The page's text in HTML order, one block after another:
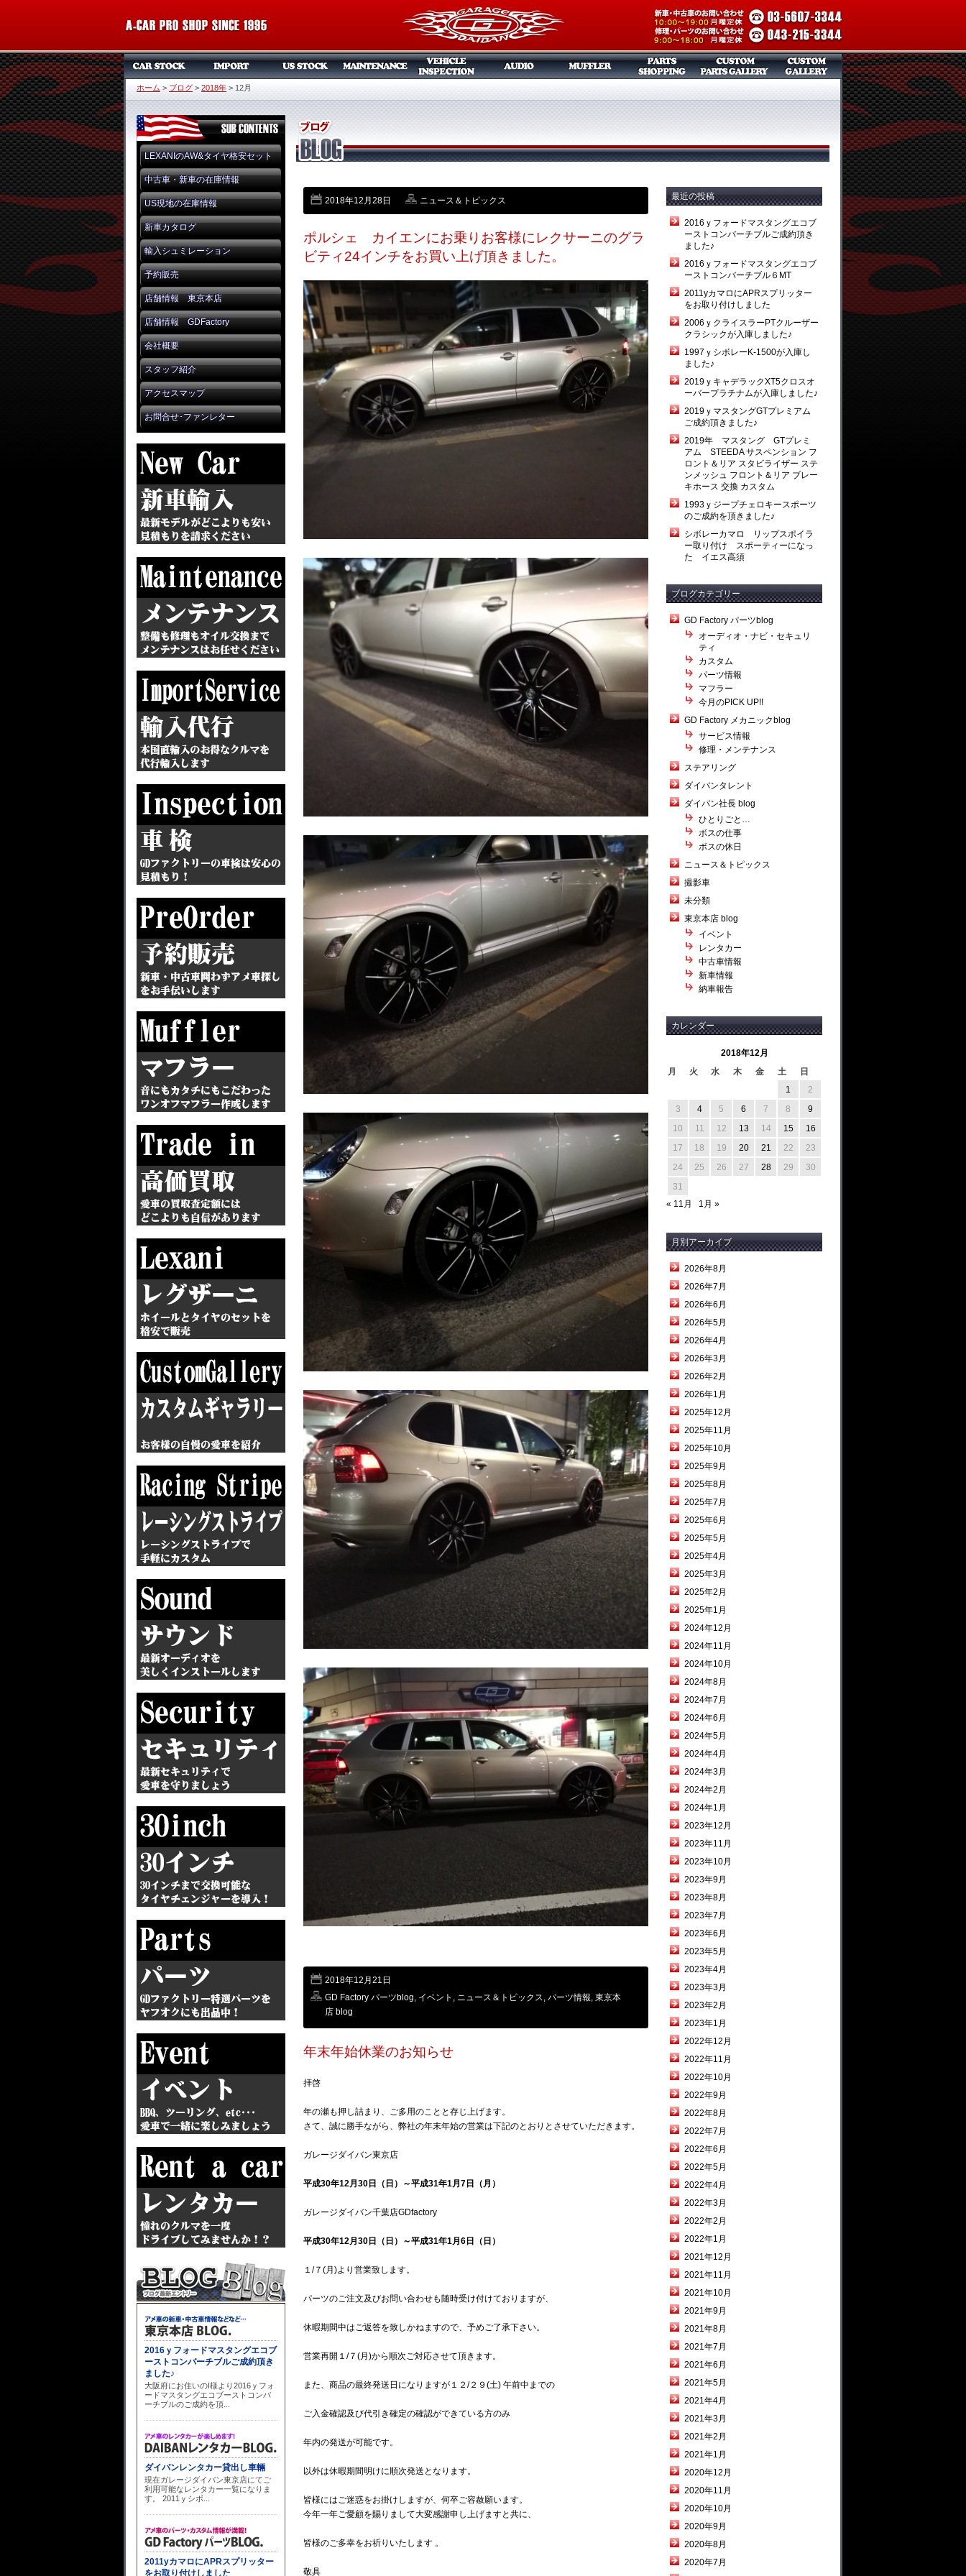
ホーム > ブログ > 2018年 > 12月
LEXANIのAW&タイヤ格安セット
中古車・新車の在庫情報
US現地の在庫情報
新車カタログ
輸入シュミレーション
予約販売
店舗情報 東京本店
店舗情報 GDFactory
会社概要
スタッフ紹介
アクセスマップ
お問合せ･ファンレター
2018年12月28日 ニュース＆トピックス
ポルシェ カイエンにお乗りお客様にレクサーニのグラ
ビティ24インチをお買い上げ頂きました。
2018年12月21日
GD Factory パーツblog, イベント , ニュース＆トピックス, パーツ情報, 東京本
店 blog
年末年始休業のお知らせ
拝啓
年の瀬も押し詰まり、ご多用のことと存じ上げます。
さて、誠に勝手ながら、弊社の年末年始の営業は下記のとおりとさせていただきます。
ガレージダイバン東京店
平成30年12月30日（日）～平成31年1月7日（月）
ガレージダイバン千葉店GDfactory
平成30年12月30日（日）～平成31年1月6日（日）
１/７(月)より営業致します。
パーツのご注文及びお問い合わせも随時受け付けておりますが、
休暇期間中はご返答を致しかねますので、予めご了承下さい。
営業再開１/７(月)から順次ご対応させて頂きます。
また、商品の最終発送日になりますが１２/２９(土) 午前中までの
ご入金確認及び代引き確定の確認ができている方のみ
年内の発送が可能です。
以外は休暇期間明けに順次発送となります。
皆様にはご迷惑をお掛けしますが、何卒ご容赦願います。
今年一年ご愛顧を賜りまして大変感謝申し上げますと共に、
皆様のご多幸をお祈りいたします 。
敬具
最近の投稿
2016ｙフォードマスタングエコブ
ーストコンバーチブルご成約頂き
ました♪
2016ｙフォードマスタングエコブ
ーストコンバーチブル６MT
2011yカマロにAPRスプリッター
をお取り付けしました
2006ｙクライスラーPTクルーザー
クラシックが入庫しました♪
1997ｙシボレーK-1500が入庫し
ました♪
2019ｙキャデラックXT5クロスオ
ーバープラチナムが入庫しました♪
2019ｙマスタングGTプレミアム
ご成約頂きました♪
2019年 マスタング GTプレミ
アム STEEDA サスペンション フ
ロント＆リア スタビライザー ステ
ンメッシュ フロント＆リア ブレー
キホース 交換 カスタム
1993ｙジープチェロキースポーツ
のご成約を頂きました♪
シボレーカマロ リップスポイラ
ー取り付け スポーティーになっ
た イエス高須
ブログカテゴリー
GD Factory パーツblog
オーディオ・ナビ・セキュリ
ティ
カスタム
パーツ情報
マフラー
今月のPICK UP!!
GD Factory メカニックblog
サービス情報
修理・メンテナンス
ステアリング
ダイバンタレント
ダイバン社長 blog
ひとりごと…
ボスの仕事
ボスの休日
ニュース＆トピックス
撮影車
未分類
東京本店 blog
イベント
レンタカー
中古車情報
新車情報
納車報告
カレンダー
2018年12月
月
火 水 木 金 土
日
1
2
3
4 5 6 7 8
9
10
11 12 13 14 15
16
17
18 19 20 21 22
23
24
25 26 27 28 29
30
31
« 11月
1月 »
月別アーカイブ
2026年8月
2026年7月
2026年6月
2026年5月
2026年4月
2026年3月
2026年2月
2026年1月
2025年12月
2025年11月
2025年10月
2025年9月
2025年8月
2025年7月
2025年6月
2025年5月
2025年4月
2025年3月
2025年2月
2025年1月
2024年12月
2024年11月
2024年10月
2024年8月
2024年7月
2024年6月
2024年5月
2024年4月
2024年3月
2024年2月
2024年1月
2023年12月
2023年11月
2023年10月
2023年9月
2023年8月
2023年7月
2023年6月
2023年5月
2023年4月
2023年3月
2023年2月
2023年1月
2022年12月
2022年11月
2022年10月
2022年9月
2022年8月
2022年7月
2022年6月
2022年5月
2022年4月
2022年3月
2022年2月
2022年1月
2021年12月
2021年11月
2021年10月
2021年9月
2021年8月
2021年7月
2021年6月
2021年5月
2021年4月
2021年3月
2021年2月
2021年1月
2020年12月
2020年11月
2020年10月
2020年9月
2020年8月
2020年7月